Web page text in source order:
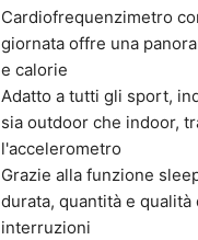
Cardiofrequenzimetro
giornata offre una
e calorie
Adatto a tutti gli sport,
sia outdoor che indoor,
l'accelerometro
Grazie alla funzione
durata, quantità e
interruzioni